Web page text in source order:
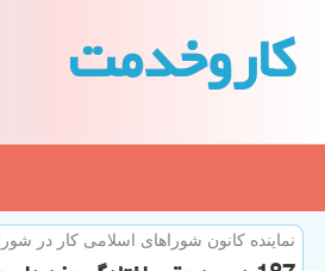
كاروخدمت
نماینده كانون شوراهای اسلامی كار در